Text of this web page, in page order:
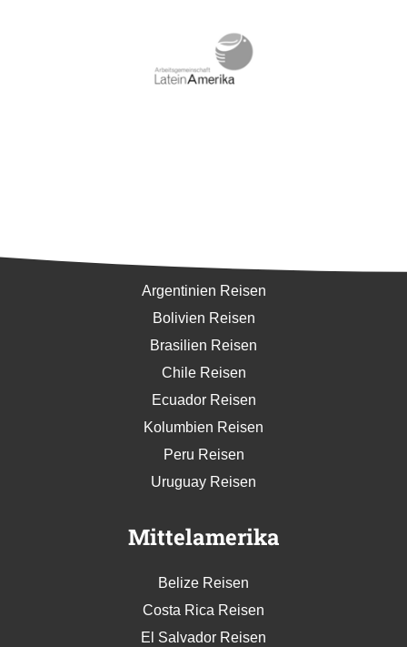
Argentinien Reisen
Bolivien Reisen
Brasilien Reisen
Chile Reisen
Ecuador Reisen
Kolumbien Reisen
Peru Reisen
Uruguay Reisen
Mittelamerika
Belize Reisen
Costa Rica Reisen
El Salvador Reisen